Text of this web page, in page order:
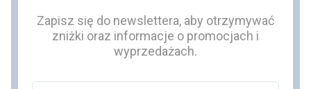
Zapisz się do newslettera, aby otrzymywać
zniżki oraz informacje o promocjach i
wyprzedażach.